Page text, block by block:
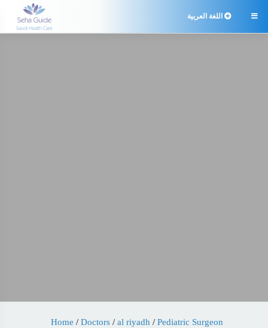
 اللغة العربية
Home / Doctors / al riyadh / Pediatric Surgeon